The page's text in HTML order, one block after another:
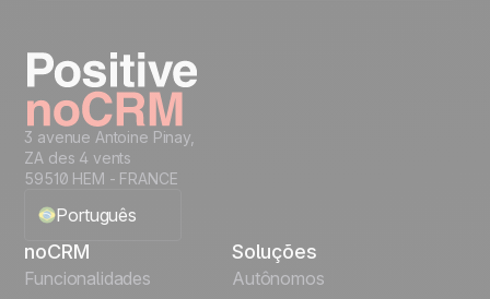
3 avenue Antoine Pinay,
ZA des 4 vents
59510 HEM - FRANCE
Português
English
noCRM
Funcionalidades
Soluções
Autônomos